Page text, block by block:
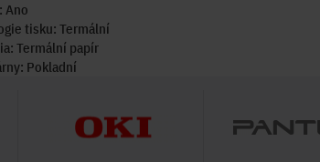
Ano
tisku: Termální
Termální papír
Pokladní